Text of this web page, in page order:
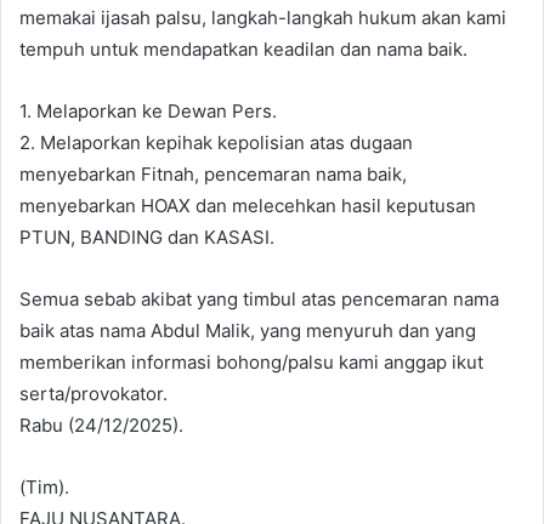
memakai ijasah palsu, langkah-langkah hukum akan kami
tempuh untuk mendapatkan keadilan dan nama baik.
1. Melaporkan ke Dewan Pers.
2. Melaporkan kepihak kepolisian atas dugaan
menyebarkan Fitnah, pencemaran nama baik,
menyebarkan HOAX dan melecehkan hasil keputusan
PTUN, BANDING dan KASASI.
Semua sebab akibat yang timbul atas pencemaran nama
baik atas nama Abdul Malik, yang menyuruh dan yang
memberikan informasi bohong/palsu kami anggap ikut
serta/provokator.
Rabu (24/12/2025).
(Tim).
FAJU NUSANTARA.